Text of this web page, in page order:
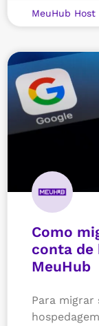
MeuHub Host
Como
conta de
MeuHub
Para migrar